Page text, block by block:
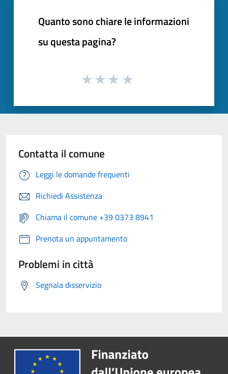
Quanto sono chiare le informazioni
su questa pagina?
Contatta il comune
Leggi le domande frequenti
Richiedi Assistenza
Chiama il comune +39 0373 8941
Prenota un appuntamento
Problemi in città
Segnala disservizio